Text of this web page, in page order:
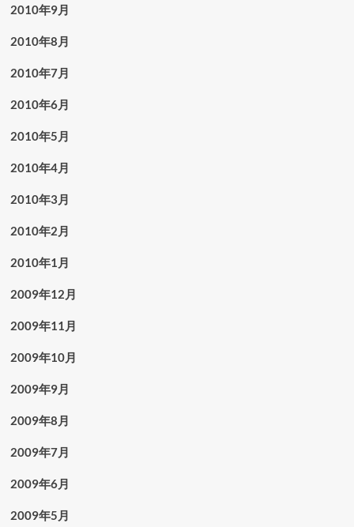
2010年9月
2010年8月
2010年7月
2010年6月
2010年5月
2010年4月
2010年3月
2010年2月
2010年1月
2009年12月
2009年11月
2009年10月
2009年9月
2009年8月
2009年7月
2009年6月
2009年5月